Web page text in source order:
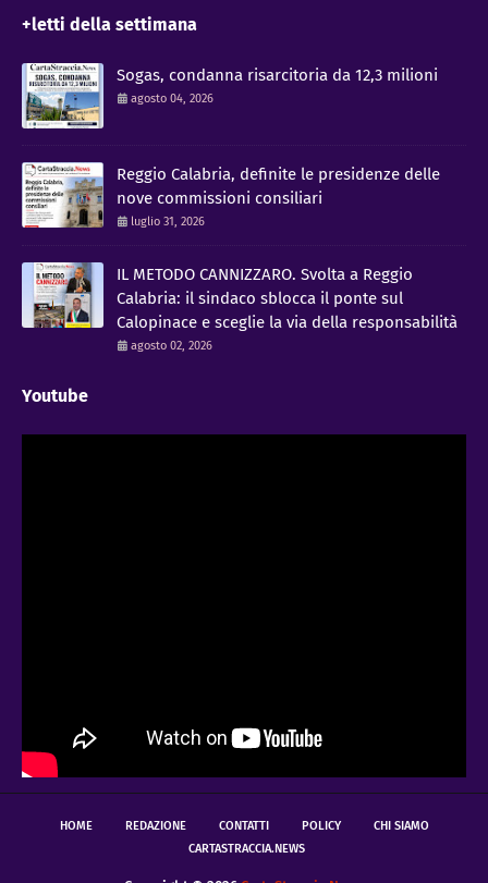
+letti della settimana
Sogas, condanna risarcitoria da 12,3 milioni
agosto 04, 2026
Reggio Calabria, definite le presidenze delle
nove commissioni consiliari
luglio 31, 2026
IL METODO CANNIZZARO​. Svolta a Reggio
Calabria: il sindaco sblocca il ponte sul
Calopinace e sceglie la via della responsabilità
agosto 02, 2026
Youtube
HOME REDAZIONE CONTATTI POLICY
CHI SIAMO
CARTASTRACCIA.NEWS